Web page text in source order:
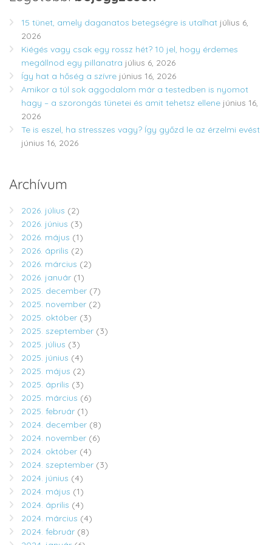
15 tünet, amely daganatos betegségre is utalhat július 6,
2026
Kiégés vagy csak egy rossz hét? 10 jel, hogy érdemes
megállnod egy pillanatra július 6, 2026
Így hat a hőség a szívre június 16, 2026
Amikor a túl sok aggodalom már a testedben is nyomot
hagy – a szorongás tünetei és amit tehetsz ellene június 16,
2026
Te is eszel, ha stresszes vagy? Így győzd le az érzelmi evést
június 16, 2026
Archívum
2026. július (2)
2026. június (3)
2026. május (1)
2026. április (2)
2026. március (2)
2026. január (1)
2025. december (7)
2025. november (2)
2025. október (3)
2025. szeptember (3)
2025. július (3)
2025. június (4)
2025. május (2)
2025. április (3)
2025. március (6)
2025. február (1)
2024. december (8)
2024. november (6)
2024. október (4)
2024. szeptember (3)
2024. június (4)
2024. május (1)
2024. április (4)
2024. március (4)
2024. február (8)